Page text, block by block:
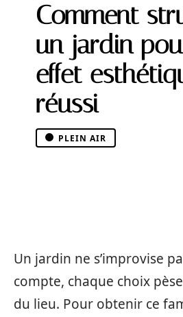
Comment
un jardin
effet
réussi
PLEIN AIR
Un jardin ne s’improvise
compte, chaque choix
du lieu. Pour obtenir ce